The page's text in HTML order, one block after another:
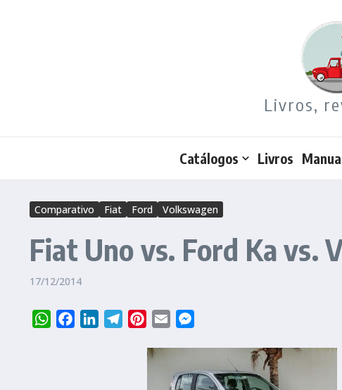
Livros,
Catálogos Livros
Comparativo Fiat Ford Volkswagen
Fiat Uno vs. Ford Ka vs.
17/12/2014
WhatsAppFacebookLinkedInTelegramPinterest
Email